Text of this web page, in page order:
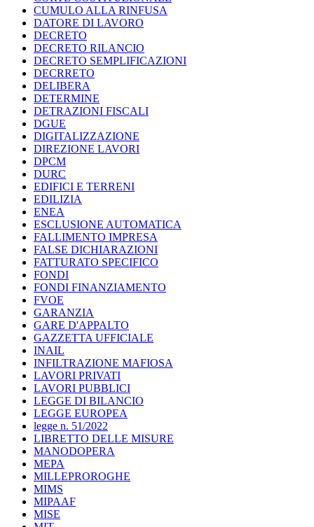
CUMULO ALLA RINFUSA
DATORE DI LAVORO
DECRETO
DECRETO RILANCIO
DECRETO SEMPLIFICAZIONI
DECRRETO
DELIBERA
DETERMINE
DETRAZIONI FISCALI
DGUE
DIGITALIZZAZIONE
DIREZIONE LAVORI
DPCM
DURC
EDIFICI E TERRENI
EDILIZIA
ENEA
ESCLUSIONE AUTOMATICA
FALLIMENTO IMPRESA
FALSE DICHIARAZIONI
FATTURATO SPECIFICO
FONDI
FONDI FINANZIAMENTO
FVOE
GARANZIA
GARE D'APPALTO
GAZZETTA UFFICIALE
INAIL
INFILTRAZIONE MAFIOSA
LAVORI PRIVATI
LAVORI PUBBLICI
LEGGE DI BILANCIO
LEGGE EUROPEA
legge n. 51/2022
LIBRETTO DELLE MISURE
MANODOPERA
MEPA
MILLEPROROGHE
MIMS
MIPAAF
MISE